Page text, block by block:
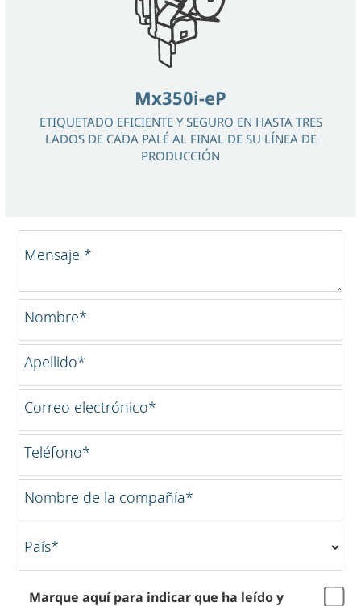
Mx350i-eP
ETIQUETADO EFICIENTE Y SEGURO EN HASTA TRES
LADOS DE CADA PALÉ AL FINAL DE SU LÍNEA DE
PRODUCCIÓN
Mensaje *
Nombre*
Apellido*
Correo electrónico*
Teléfono*
Nombre de la compañía*
País*
Marque aquí para indicar que ha leído y